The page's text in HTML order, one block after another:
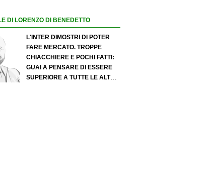
DI LORENZO DI BENEDETTO
L'INTER DIMOSTRI DI POTER
FARE MERCATO. TROPPE
CHIACCHIERE E POCHI FATTI:
GUAI A PENSARE DI ESSERE
SUPERIORE A TUTTE LE ALTRE